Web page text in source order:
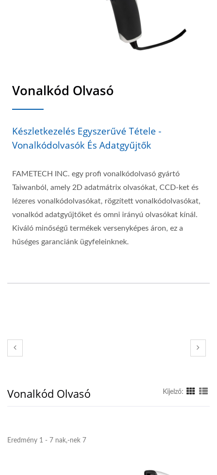
Vonalkód Olvasó
Készletkezelés Egyszerűvé Tétele -
Vonalkódolvasók És Adatgyűjtők
FAMETECH INC. egy profi vonalkódolvasó gyártó
Taiwanból, amely 2D adatmátrix olvasókat, CCD-ket és
lézeres vonalkódolvasókat, rögzített vonalkódolvasókat,
vonalkód adatgyűjtőket és omni irányú olvasókat kínál.
Kiváló minőségű termékek versenyképes áron, ez a
hűséges garanciánk ügyfeleinknek.
Vonalkód Olvasó Kijelző:
Eredmény 1 - 7 nak,-nek 7